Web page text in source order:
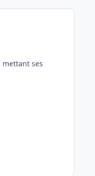
mettant ses